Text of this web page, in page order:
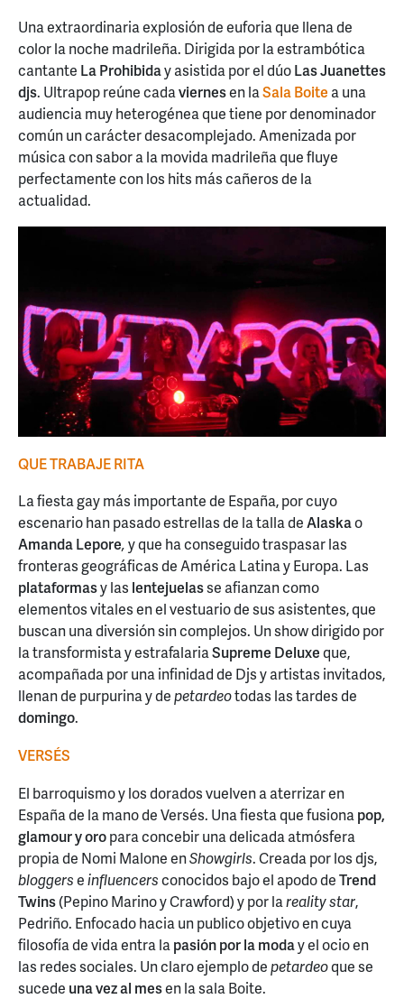
Una extraordinaria explosión de euforia que llena de
color la noche madrileña. Dirigida por la estrambótica
cantante La Prohibiday asistida por el dúoLas Juanettes
djs. Ultrapop reúne cadaviernesen laSala Boite a una
audiencia muy heterogénea que tiene por denominador
común un carácter desacomplejado. Amenizada por
música con sabor a la movida madrileña que fluye
perfectamente con los hits más cañeros de la
actualidad.
QUE TRABAJE RITA
La fiesta gay más importante de España, por cuyo
escenario han pasado estrellas de la talla deAlaskao
Amanda Lepore,y que ha conseguido traspasar las
fronteras geográficas de América Latina y Europa. Las
plataformasy las lentejuelasse afianzan como
elementos vitales en el vestuario de sus asistentes, que
buscan una diversión sin complejos. Un show dirigido por
la transformista y estrafalariaSupreme Deluxeque,
acompañada por una infinidad de Djs y artistas invitados,
llenan de purpurina y depetardeotodas las tardes de
domingo.
VERSÉS
El barroquismo y los dorados vuelven a aterrizar en
España de la mano de Versés. Una fiesta que fusionapop,
glamour y oropara concebir una delicada atmósfera
propia de Nomi Malone enShowgirls. Creada por los djs,
bloggerseinfluencersconocidos bajo el apodo deTrend
Twins(Pepino Marino y Crawford) y por lareality star,
Pedriño. Enfocado hacia un publico objetivo en cuya
filosofía de vida entra lapasión por la moday el ocio en
las redes sociales. Un claro ejemplo depetardeoque se
sucede una vez al mesen la sala Boite.